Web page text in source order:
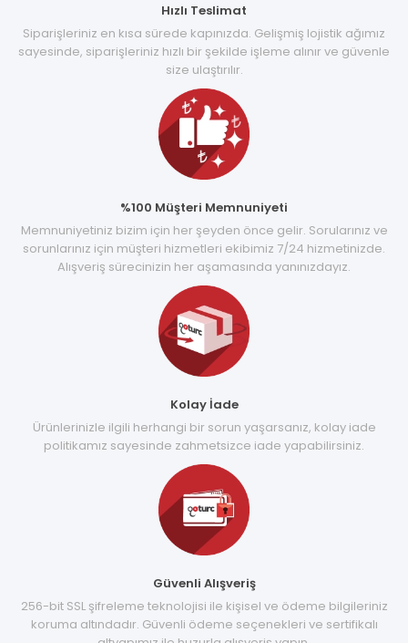
Hızlı Teslimat
Siparişleriniz en kısa sürede kapınızda. Gelişmiş lojistik ağımız
sayesinde, siparişleriniz hızlı bir şekilde işleme alınır ve güvenle
size ulaştırılır.
%100 Müşteri Memnuniyeti
Memnuniyetiniz bizim için her şeyden önce gelir. Sorularınız ve
sorunlarınız için müşteri hizmetleri ekibimiz 7/24 hizmetinizde.
Alışveriş sürecinizin her aşamasında yanınızdayız.
Kolay İade
Ürünlerinizle ilgili herhangi bir sorun yaşarsanız, kolay iade
politikamız sayesinde zahmetsizce iade yapabilirsiniz.
Güvenli Alışveriş
256-bit SSL şifreleme teknolojisi ile kişisel ve ödeme bilgileriniz
koruma altındadır. Güvenli ödeme seçenekleri ve sertifikalı